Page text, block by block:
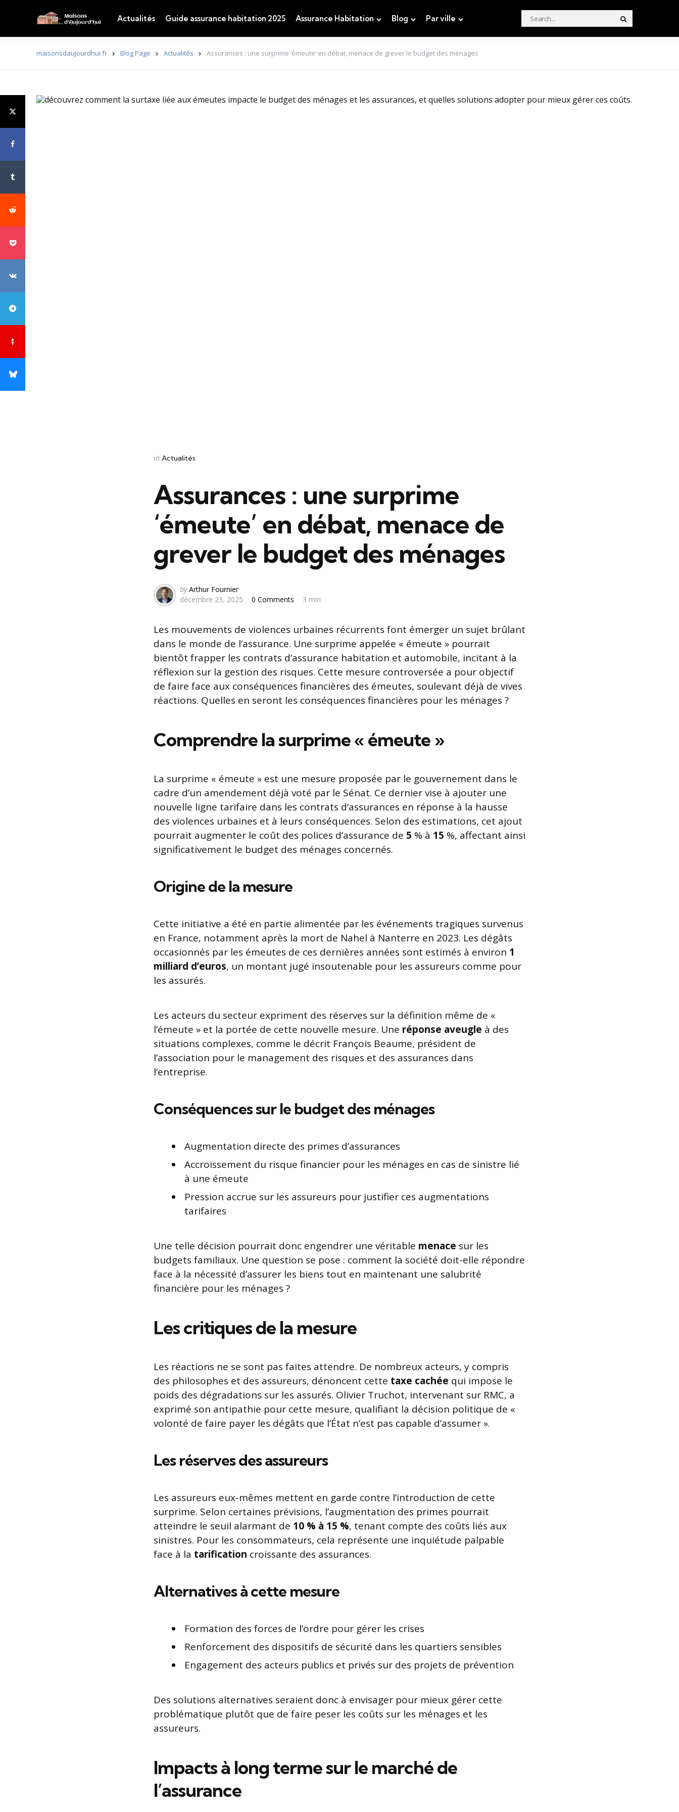
Actualités Guide assurance habitation 2025 Assurance Habitation Blog Par ville
Search
for:
maisonsdaujourdhui.fr Blog Page Actualités Assurances : une surprime ‘émeute’ en débat, menace de grever le budget des ménages
Categories
Posted
in Actualités
Assurances : une surprime
‘émeute’ en débat, menace de
grever le budget des ménages
Posted
by
by Arthur Fournier
décembre 23, 2025
0 Comments 3 min
Les mouvements de violences urbaines récurrents font émerger un sujet brûlant
dans le monde de l’assurance. Une surprime appelée « émeute » pourrait
bientôt frapper les contrats d’assurance habitation et automobile, incitant à la
réflexion sur la gestion des risques. Cette mesure controversée a pour objectif
de faire face aux conséquences financières des émeutes, soulevant déjà de vives
réactions. Quelles en seront les conséquences financières pour les ménages ?
Comprendre la surprime « émeute »
La surprime « émeute » est une mesure proposée par le gouvernement dans le
cadre d’un amendement déjà voté par le Sénat. Ce dernier vise à ajouter une
nouvelle ligne tarifaire dans les contrats d’assurances en réponse à la hausse
des violences urbaines et à leurs conséquences. Selon des estimations, cet ajout
pourrait augmenter le coût des polices d’assurance de 5 % à 15 %, affectant ainsi
significativement le budget des ménages concernés.
Origine de la mesure
Cette initiative a été en partie alimentée par les événements tragiques survenus
en France, notamment après la mort de Nahel à Nanterre en 2023. Les dégâts
occasionnés par les émeutes de ces dernières années sont estimés à environ 1
milliard d’euros, un montant jugé insoutenable pour les assureurs comme pour
les assurés.
Les acteurs du secteur expriment des réserves sur la définition même de «
l’émeute » et la portée de cette nouvelle mesure. Une réponse aveugle à des
situations complexes, comme le décrit François Beaume, président de
l’association pour le management des risques et des assurances dans
l’entreprise.
Conséquences sur le budget des ménages
Augmentation directe des primes d’assurances
Accroissement du risque financier pour les ménages en cas de sinistre lié
à une émeute
Pression accrue sur les assureurs pour justifier ces augmentations
tarifaires
Une telle décision pourrait donc engendrer une véritable menace sur les
budgets familiaux. Une question se pose : comment la société doit-elle répondre
face à la nécessité d’assurer les biens tout en maintenant une salubrité
financière pour les ménages ?
Les critiques de la mesure
Les réactions ne se sont pas faites attendre. De nombreux acteurs, y compris
des philosophes et des assureurs, dénoncent cette taxe cachée qui impose le
poids des dégradations sur les assurés. Olivier Truchot, intervenant sur RMC, a
exprimé son antipathie pour cette mesure, qualifiant la décision politique de «
volonté de faire payer les dégâts que l’État n’est pas capable d’assumer ».
Les réserves des assureurs
Les assureurs eux-mêmes mettent en garde contre l’introduction de cette
surprime. Selon certaines prévisions, l’augmentation des primes pourrait
atteindre le seuil alarmant de 10 % à 15 %, tenant compte des coûts liés aux
sinistres. Pour les consommateurs, cela représente une inquiétude palpable
face à la tarification croissante des assurances.
Alternatives à cette mesure
Formation des forces de l’ordre pour gérer les crises
Renforcement des dispositifs de sécurité dans les quartiers sensibles
Engagement des acteurs publics et privés sur des projets de prévention
Des solutions alternatives seraient donc à envisager pour mieux gérer cette
problématique plutôt que de faire peser les coûts sur les ménages et les
assureurs.
Impacts à long terme sur le marché de
l’assurance